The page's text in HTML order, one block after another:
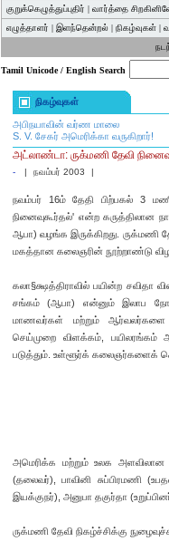
குறுக்கெழுத்துப்புதிர் | வார்த்தை
எழுத்தாளர் | இளந்தென்றல் | நிகழ்வுகள் |
Tamil Unicode / English Search
நிகழ்வுகள்
அபிநயாவின் வர்ண மாலை
S. V. சேகர் அமெரிக்கா வருகிறார்!
அட்லாண்டா: ருக்மணி தேவி
- | நவம்பர் 2003 |
நவம்பர் 16ம் தேதி பிற்பகல் 3
நினைவுகூர்தல்' என்ற கருத்திலான
ஆபா) வழங்க இருக்கிறது. ருக்மணி
மகத்தான கலைஞரின் நூற்றாண்டு
கலா§க்ஷத்திராவில் பயின்ற சவிதா
சங்கம் (ஆபா) என்னும் இலாப
மாணவர்கள் மற்றும் ஆர்வலர்களை
செய்முறை விளக்கம், பயிலரங்கம்
படுத்தும். உள்ளூர்க் கலைஞர்களைக்
அமெரிக்க மற்றும் உலக அளவிலான
(தலைவர்), பாவினி சுப்பிரமணி
இயக்குநர்), அனுபா தகுர்தா
ருக்மணி தேவி நிகழ்ச்சிக்கு